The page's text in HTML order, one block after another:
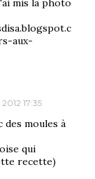
mis la photo
aux-
17:35
des moules à
qui
recette)